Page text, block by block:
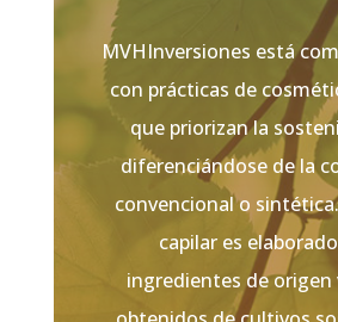
MVHInversiones está
con prácticas de
que priorizan la
diferenciándose de la
convencional o
capilar es
ingredientes de origen